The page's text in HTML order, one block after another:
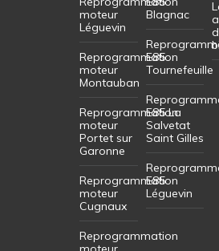
moteur
Léguevin
Reprogrammation
moteur
Montauban
Reprogrammation
moteur
Portet sur
Garonne
Reprogrammation
moteur
Cugnaux
Reprogrammation
Blagnac
E85
Tournefeuille
E85 La
Salvetat
Saint Gilles
E85
Léguevin